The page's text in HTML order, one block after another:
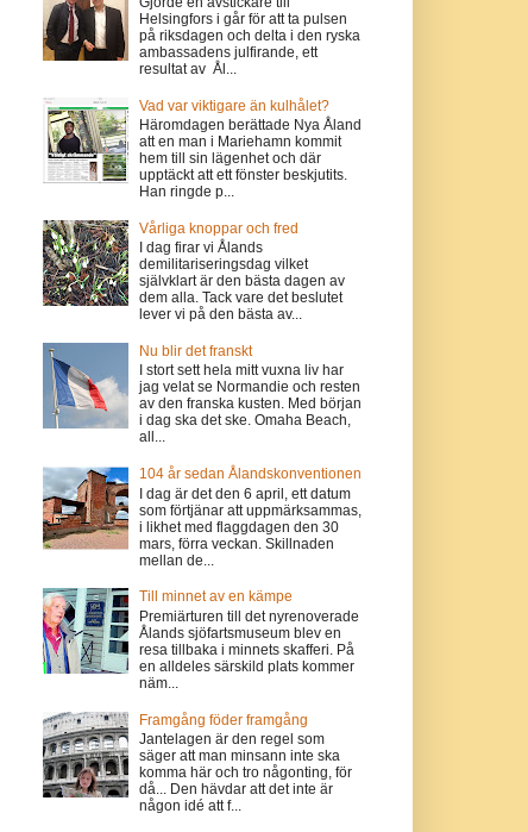
Helsingfors i går för att ta pulsen
på riksdagen och delta i den ryska
ambassadens julfirande, ett
resultat av Ål...
Vad var viktigare än kulhålet?
Häromdagen berättade Nya Åland
att en man i Mariehamn kommit
hem till sin lägenhet och där
upptäckt att ett fönster beskjutits.
Han ringde p...
Vårliga knoppar och fred
I dag firar vi Ålands
demilitariseringsdag vilket
självklart är den bästa dagen av
dem alla. Tack vare det beslutet
lever vi på den bästa av...
Nu blir det franskt
I stort sett hela mitt vuxna liv har
jag velat se Normandie och resten
av den franska kusten. Med början
i dag ska det ske. Omaha Beach,
all...
104 år sedan Ålandskonventionen
I dag är det den 6 april, ett datum
som förtjänar att uppmärksammas,
i likhet med flaggdagen den 30
mars, förra veckan. Skillnaden
mellan de...
Till minnet av en kämpe
Premiärturen till det nyrenoverade
Ålands sjöfartsmuseum blev en
resa tillbaka i minnets skafferi. På
en alldeles särskild plats kommer
näm...
Framgång föder framgång
Jantelagen är den regel som
säger att man minsann inte ska
komma här och tro någonting, för
då... Den hävdar att det inte är
någon idé att f...